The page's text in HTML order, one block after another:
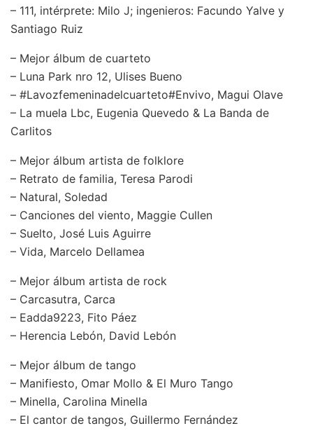
– 111, intérprete: Milo J; ingenieros: Facundo Yalve y
Santiago Ruiz
– Mejor álbum de cuarteto
– Luna Park nro 12, Ulises Bueno
– #Lavozfemeninadelcuarteto#Envivo, Magui Olave
– La muela Lbc, Eugenia Quevedo & La Banda de
Carlitos
– Mejor álbum artista de folklore
– Retrato de familia, Teresa Parodi
– Natural, Soledad
– Canciones del viento, Maggie Cullen
– Suelto, José Luis Aguirre
– Vida, Marcelo Dellamea
– Mejor álbum artista de rock
– Carcasutra, Carca
– Eadda9223, Fito Páez
– Herencia Lebón, David Lebón
– Mejor álbum de tango
– Manifiesto, Omar Mollo & El Muro Tango
– Minella, Carolina Minella
– El cantor de tangos, Guillermo Fernández